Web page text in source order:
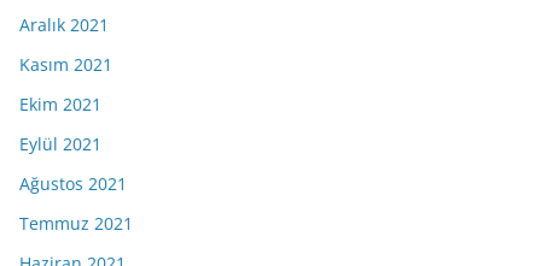
Aralık 2021
Kasım 2021
Ekim 2021
Eylül 2021
Ağustos 2021
Temmuz 2021